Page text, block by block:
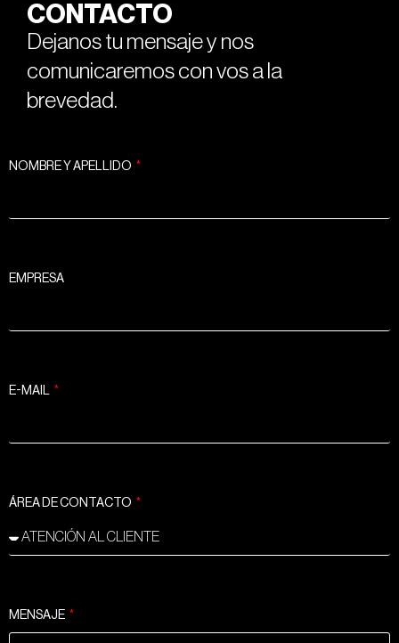
CONTACTO
Dejanos tu mensaje y nos
comunicaremos con vos a la
brevedad.
NOMBRE Y APELLIDO
EMPRESA
E-MAIL
ÁREA DE CONTACTO
MENSAJE